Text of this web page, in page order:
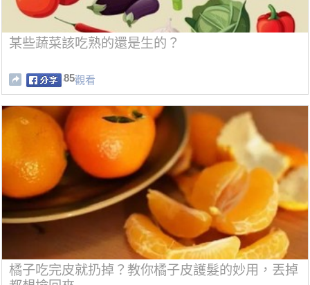
某些蔬菜該吃熟的還是生的？
85觀看
橘子吃完皮就扔掉？教你橘子皮護髮的妙用，丟掉